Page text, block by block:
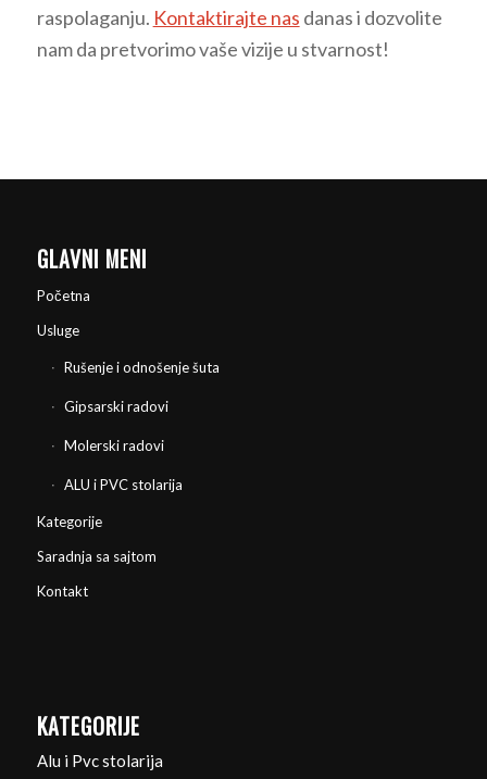
raspolaganju. Kontaktirajte nas danas i dozvolite
nam da pretvorimo vaše vizije u stvarnost!
GLAVNI MENI
Početna
Usluge
Rušenje i odnošenje šuta
Gipsarski radovi
Molerski radovi
ALU i PVC stolarija
Kategorije
Saradnja sa sajtom
Kontakt
KATEGORIJE
Alu i Pvc stolarija